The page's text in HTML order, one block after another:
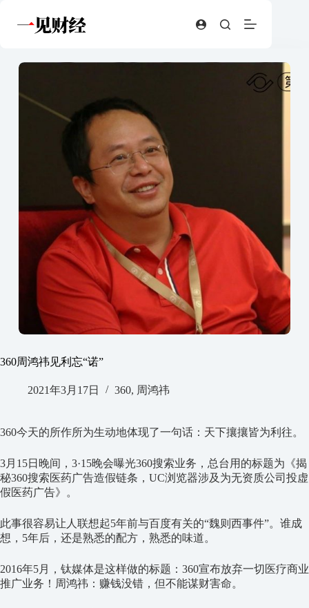
360周鸿祎见利忘“诺”
2021年3月17日 360, 周鸿祎
360今天的所作所为生动地体现了一句话：天下攘攘皆为利往。
3月15日晚间，3·15晚会曝光360搜索业务，总台用的标题为《揭
秘360搜索医药广告造假链条，UC浏览器涉及为无资质公司投虚
假医药广告》。
此事很容易让人联想起5年前与百度有关的“魏则西事件”。谁成
想，5年后，还是熟悉的配方，熟悉的味道。
2016年5月，钛媒体是这样做的标题：360宣布放弃一切医疗商业
推广业务！周鸿祎：赚钱没错，但不能谋财害命。